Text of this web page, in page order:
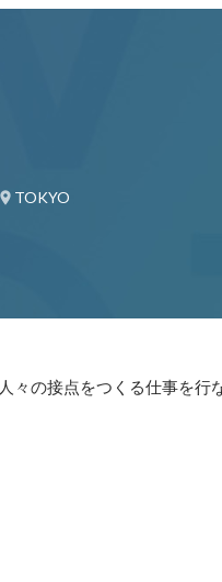
TOKYO
々の接点をつくる仕事を行